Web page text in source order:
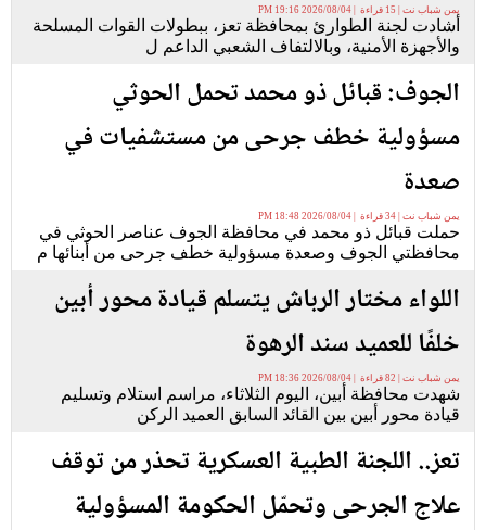
يمن شباب نت | 15 قراءة | 2026/08/04 19:16 PM
أشادت لجنة الطوارئ بمحافظة تعز، ببطولات القوات المسلحة
والأجهزة الأمنية، وبالالتفاف الشعبي الداعم ل
الجوف: قبائل ذو محمد تحمل الحوثي
مسؤولية خطف جرحى من مستشفيات في
صعدة
يمن شباب نت | 34 قراءة | 2026/08/04 18:48 PM
حملت قبائل ذو محمد في محافظة الجوف عناصر الحوثي في
محافظتي الجوف وصعدة مسؤولية خطف جرحى من أبنائها م
اللواء مختار الرباش يتسلم قيادة محور أبين
خلفًا للعميد سند الرهوة
يمن شباب نت | 82 قراءة | 2026/08/04 18:36 PM
شهدت محافظة أبين، اليوم الثلاثاء، مراسم استلام وتسليم
قيادة محور أبين بين القائد السابق العميد الركن
تعز.. اللجنة الطبية العسكرية تحذر من توقف
علاج الجرحى وتحمّل الحكومة المسؤولية